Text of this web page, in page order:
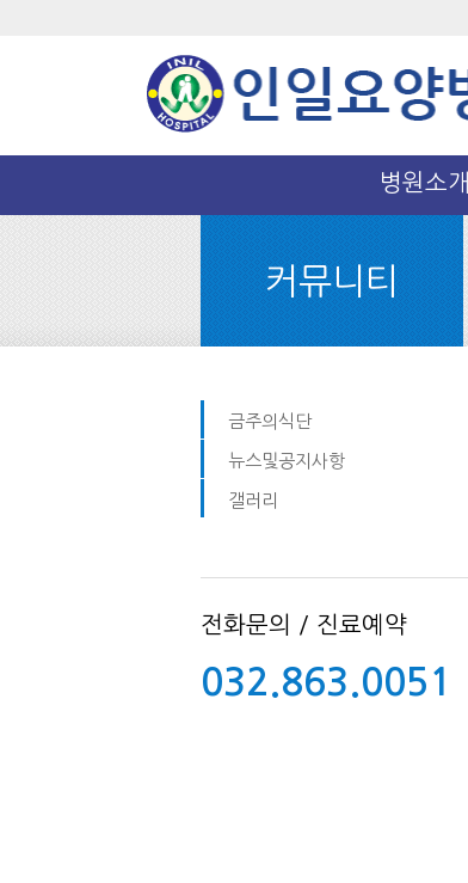
병원소개
커뮤니티
금주의식단
뉴스및공지사항
갤러리
전화문의 / 진료예약
032.863.0051